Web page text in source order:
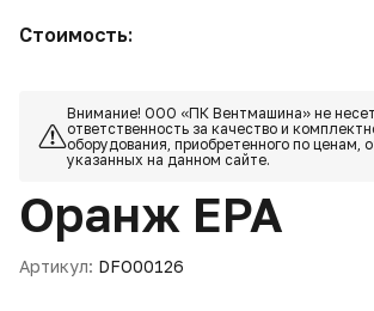
Стоимость:
Внимание! ООО «ПК Вентмашина» не несет
ответственность за качество и
оборудования, приобретенного по ценам,
указанных на данном сайте.
Оранж EPA
Артикул: DFO00126